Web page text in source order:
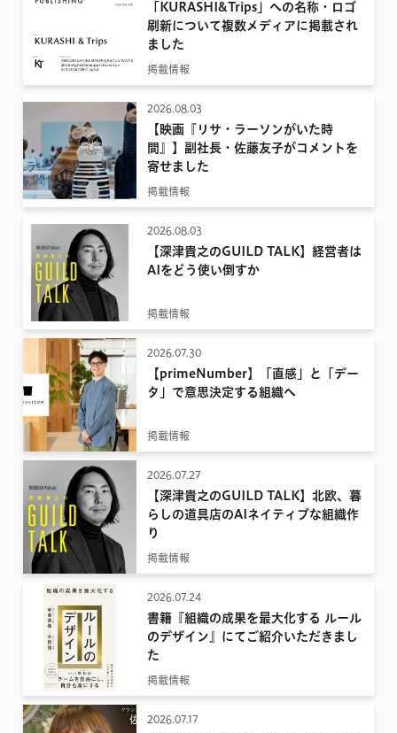
2023
2022
2020
2019
2018
2017
「KURASHI&Trips」への名称・ロゴ
刷新について複数メディアに掲載され
ました
掲載情報
2026.08.03
【映画『リサ・ラーソンがいた時
間』】副社長・佐藤友子がコメントを
寄せました
掲載情報
2026.08.03
【深津貴之のGUILD TALK】経営者は
AIをどう使い倒すか
掲載情報
2026.07.30
【primeNumber】「直感」と「デー
タ」で意思決定する組織へ
掲載情報
2026.07.27
【深津貴之のGUILD TALK】北欧、暮
らしの道具店のAIネイティブな組織作
り
掲載情報
2026.07.24
書籍『組織の成果を最大化する ルール
のデザイン』にてご紹介いただきまし
た
掲載情報
2026.07.17